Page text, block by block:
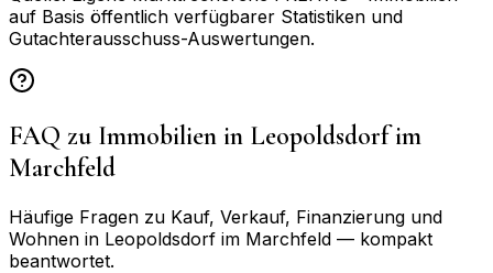
auf Basis öffentlich verfügbarer Statistiken und
Gutachterausschuss-Auswertungen.
FAQ zu Immobilien in Leopoldsdorf im
Marchfeld
Häufige Fragen zu Kauf, Verkauf, Finanzierung und
Wohnen in Leopoldsdorf im Marchfeld — kompakt
beantwortet.